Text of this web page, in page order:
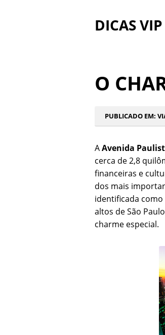
DICAS
O
PUBLICADO EM:
AAvenida
cerca de 2,8
financeiras e
dos mais
identificada
altos de São
charme especial.